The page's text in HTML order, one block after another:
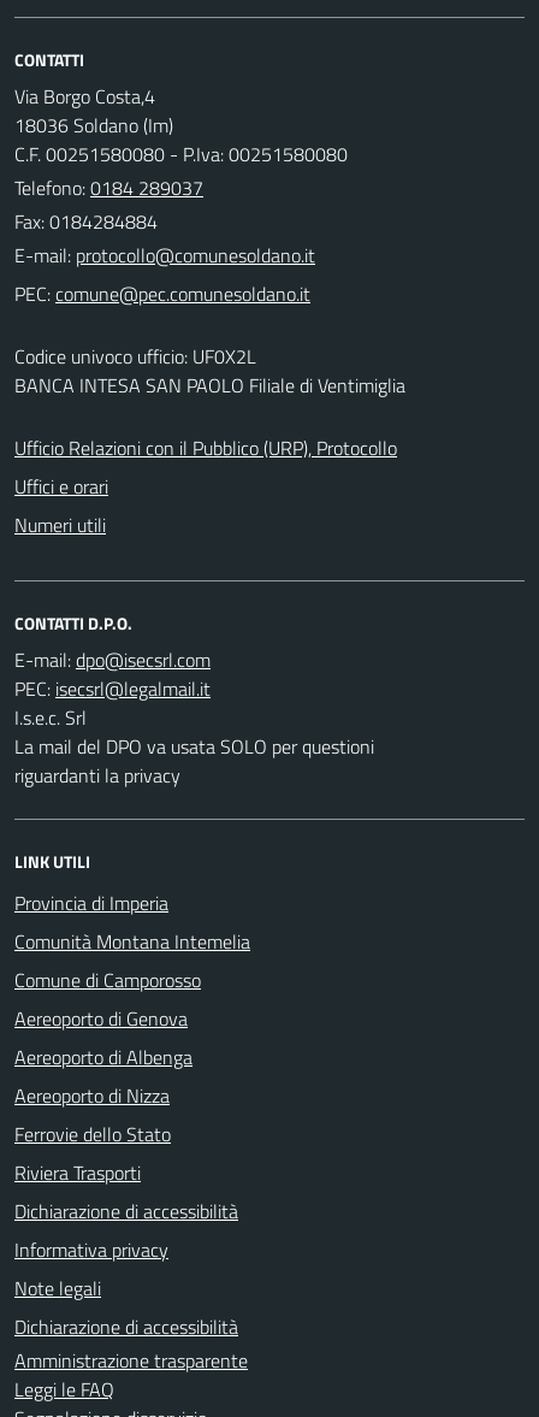
CONTATTI
Via Borgo Costa,4
18036 Soldano (Im)
C.F. 00251580080 - P.Iva: 00251580080
Telefono:0184 289037
Fax: 0184284884
E-mail:
PEC:
Codice univoco ufficio: UF0X2L
BANCA INTESA SAN PAOLO Filiale di Ventimiglia
Ufficio Relazioni con il Pubblico (URP), Protocollo
Uffici e orari
Numeri utili
CONTATTI D.P.O.
E-mail:
PEC:
I.s.e.c. Srl
La mail del DPO va usata SOLO per questioni
riguardanti la privacy
LINK UTILI
Provincia di Imperia
Comunità Montana Intemelia
Comune di Camporosso
Aereoporto di Genova
Aereoporto di Albenga
Aereoporto di Nizza
Ferrovie dello Stato
Riviera Trasporti
Dichiarazione di accessibilità
Informativa privacy
Note legali
Dichiarazione di accessibilità
Amministrazione trasparente
Leggi le FAQ